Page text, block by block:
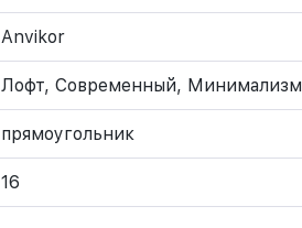
Anvikor
Лофт, Современный, Минимализм
прямоугольник
16